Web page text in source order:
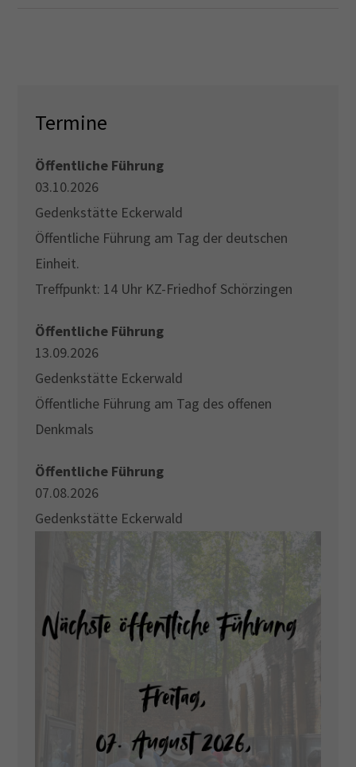
About us
Lorem ipsum dolor sit amet, consectetuer
adipiscing elit.
Aenean commodo ligula eget dolor. Aenean massa.
Cum sociis natoque penatibus et magnis dis
parturient montes, nascetur ridiculus mus. Donec
quam felis, ultricies nec.
Termine
Öffentliche Führung
03.10.2026
Gedenkstätte Eckerwald
Öffentliche Führung am Tag der deutschen
Einheit.
Treffpunkt: 14 Uhr KZ-Friedhof Schörzingen
Öffentliche Führung
13.09.2026
Gedenkstätte Eckerwald
Öffentliche Führung am Tag des offenen
Denkmals
Öffentliche Führung
07.08.2026
Gedenkstätte Eckerwald